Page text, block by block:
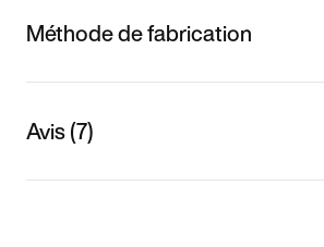
Méthode de fabrication
Avis (7)